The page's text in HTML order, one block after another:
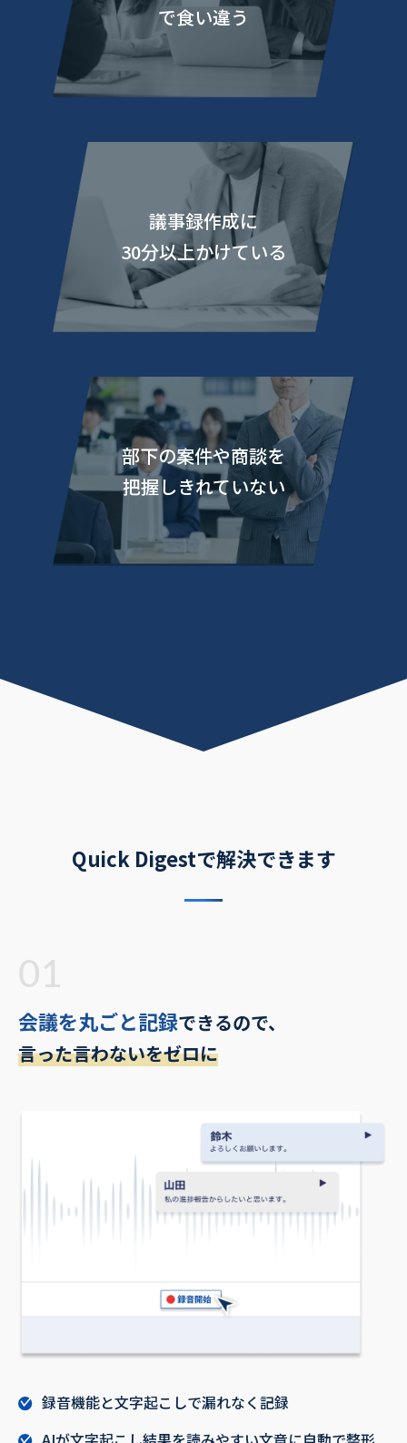
で食い違う
議事録作成に
30分以上かけている
部下の案件や商談を
把握しきれていない
Quick Digestで解決できます
01
会議を丸ごと記録できるので、
言った言わないをゼロに
録音機能と文字起こしで漏れなく記録